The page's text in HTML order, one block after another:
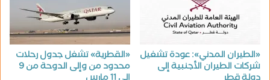
«الطيران المدني»: عودة تشغيل
شركات الطيران الأجنبية إلى
«القطرية» تشغل جدول رحلات
محدود من وإلى الدوحة من 9